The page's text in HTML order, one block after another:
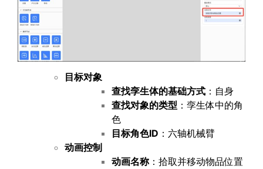
目标对象
查找孪生体的基础方式 ：自身
查找对象的类型 ：孪生体中的角
色
目标角色ID ：六轴机械臂
动画控制
动画名称：拾取并移动物品位置